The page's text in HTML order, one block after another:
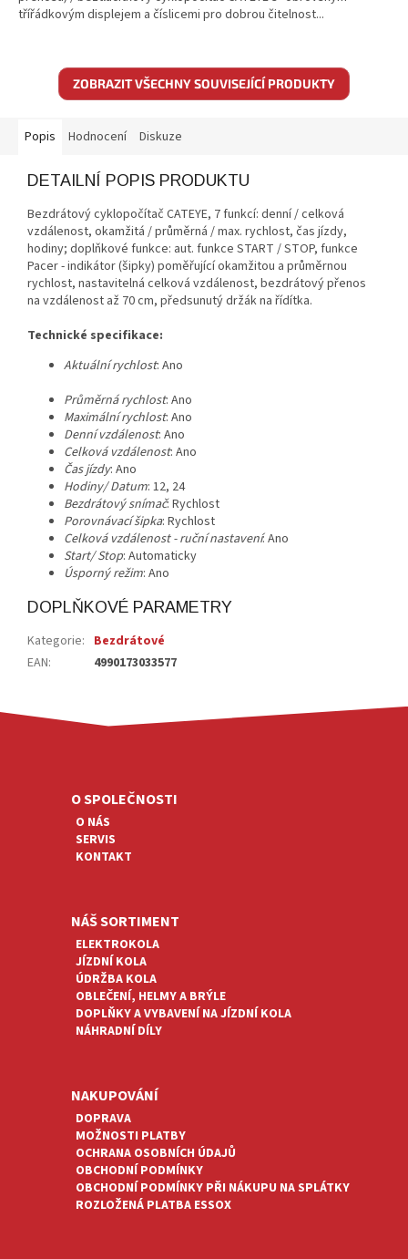
třířádkovým displejem a číslicemi pro dobrou čitelnost...
ZOBRAZIT VŠECHNY SOUVISEJÍCÍ PRODUKTY
Popis Hodnocení Diskuze
DETAILNÍ POPIS PRODUKTU
Bezdrátový cyklopočítač CATEYE, 7 funkcí: denní / celková
vzdálenost, okamžitá / průměrná / max. rychlost, čas jízdy,
hodiny; doplňkové funkce: aut. funkce START / STOP, funkce
Pacer - indikátor (šipky) poměřující okamžitou a průměrnou
rychlost, nastavitelná celková vzdálenost, bezdrátový přenos
na vzdálenost až 70 cm, předsunutý držák na řídítka.
Technické specifikace:
Aktuální rychlost: Ano
Průměrná rychlost: Ano
Maximální rychlost: Ano
Denní vzdálenost: Ano
Celková vzdálenost: Ano
Čas jízdy: Ano
Hodiny/ Datum: 12, 24
Bezdrátový snímač: Rychlost
Porovnávací šipka: Rychlost
Celková vzdálenost - ruční nastavení: Ano
Start/ Stop: Automaticky
Úsporný režim: Ano
DOPLŇKOVÉ PARAMETRY
Kategorie: Bezdrátové
EAN: 4990173033577
O SPOLEČNOSTI
O NÁS
SERVIS
KONTAKT
NÁŠ SORTIMENT
ELEKTROKOLA
JÍZDNÍ KOLA
ÚDRŽBA KOLA
OBLEČENÍ, HELMY A BRÝLE
DOPLŇKY A VYBAVENÍ NA JÍZDNÍ KOLA
NÁHRADNÍ DÍLY
NAKUPOVÁNÍ
DOPRAVA
MOŽNOSTI PLATBY
OCHRANA OSOBNÍCH ÚDAJŮ
OBCHODNÍ PODMÍNKY
OBCHODNÍ PODMÍNKY PŘI NÁKUPU NA SPLÁTKY
ROZLOŽENÁ PLATBA ESSOX